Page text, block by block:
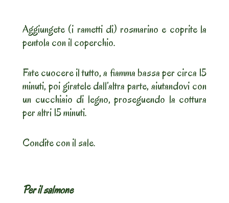
Aggiungete (i rametti di) rosmarino e coprite la
pentola con il coperchio.
Fate cuocere il tutto, a fiamma bassa per circa 15
minuti, poi giratele dall’altra parte, aiutandovi con
un cucchiaio di legno, proseguendo la cottura
per altri 15 minuti.
Condite con il sale.
Per il salmone